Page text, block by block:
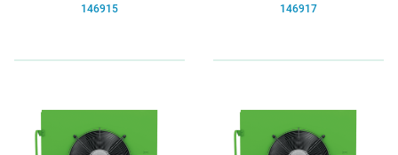
146915 146917